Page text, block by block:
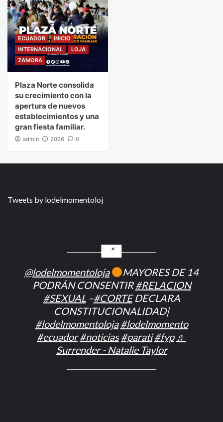
ECUADOR
INICIO
INTERNACIONAL
LOJA
ZAMORA
Plaza Norte consolida
su crecimiento con la
apertura de nuevos
establecimientos y una
gran fiesta familiar.
admin 2026 0
Tweets by lodelmomentoloj
@lodelmomentoloja
MAYORES DE 14
PODRÁN CONSENTIR#RELACION
#SEXUAL–#CORTEDECLARA
CONSTITUCIONALIDAD|
#lodelmomentoloja #lodelmomento
#ecuador #noticias #parati #fyp ♬
Surrender - Natalie Taylor